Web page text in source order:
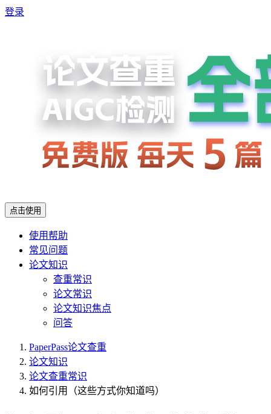
登录
点击使用
使用帮助
常见问题
论文知识
查重常识
论文常识
论文知识焦点
问答
PaperPass论文查重
论文知识
论文查重常识
如何引用（这些方式你知道吗）